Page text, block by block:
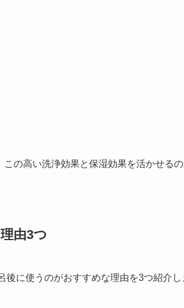
の高い洗浄効果と保湿効果を活かせる
由3つ
後に使うのがおすすめな理由を3つ紹介し